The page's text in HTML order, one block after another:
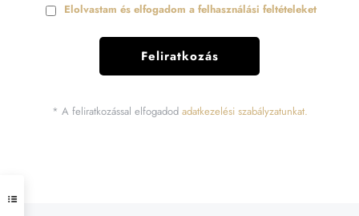
Elolvastam és elfogadom a felhasználási feltételeket
* A feliratkozással elfogadod adatkezelési szabályzatunkat.